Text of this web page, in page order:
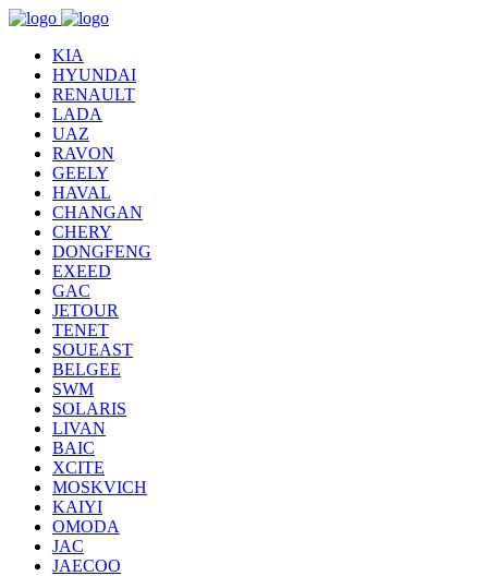
KIA
HYUNDAI
RENAULT
LADA
UAZ
RAVON
GEELY
HAVAL
CHANGAN
CHERY
DONGFENG
EXEED
GAC
JETOUR
TENET
SOUEAST
BELGEE
SWM
SOLARIS
LIVAN
BAIC
XCITE
MOSKVICH
KAIYI
OMODA
JAC
JAECOO